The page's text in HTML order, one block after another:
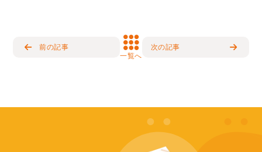
前の記事
一覧へ
次の記事